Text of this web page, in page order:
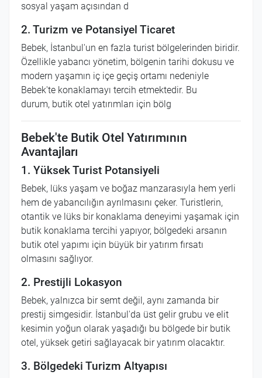
sosyal yaşam açısından d
2. Turizm ve Potansiyel Ticaret
Bebek, İstanbul'un en fazla turist bölgelerinden biridir.
Özellikle yabancı yönetim, bölgenin tarihi dokusu ve
modern yaşamın iç içe geçiş ortamı nedeniyle
Bebek'te konaklamayı tercih etmektedir. Bu
durum, butik otel yatırımları için bölg
Bebek'te Butik Otel Yatırımının
Avantajları
1. Yüksek Turist Potansiyeli
Bebek, lüks yaşam ve boğaz manzarasıyla hem yerli
hem de yabancılığın ayrılmasını çeker. Turistlerin,
otantik ve lüks bir konaklama deneyimi yaşamak için
butik konaklama tercihi yapıyor, bölgedeki arsanın
butik otel yapımı için büyük bir yatırım fırsatı
olmasını sağlıyor.
2. Prestijli Lokasyon
Bebek, yalnızca bir semt değil, aynı zamanda bir
prestij simgesidir. İstanbul'da üst gelir grubu ve elit
kesimin yoğun olarak yaşadığı bu bölgede bir butik
otel, yüksek getiri sağlayacak bir yatırım olacaktır.
3. Bölgedeki Turizm Altyapısı